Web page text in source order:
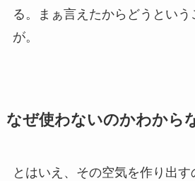
る。まぁ言えたからどうとい
が。
なぜ使わないのかわから
とはいえ、その空気を作り出